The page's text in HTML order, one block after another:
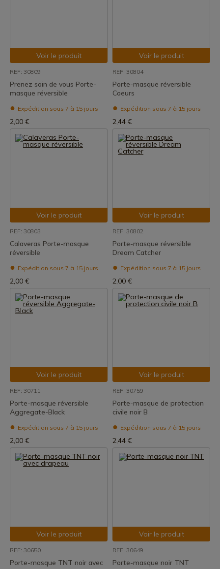
Voir le produit
REF: 30809
Prenez soin de vous Porte-
masque réversible
Expédition sous 7 à 15 jours
2,00 €
Voir le produit
REF: 30804
Porte-masque réversible
Coeurs
Expédition sous 7 à 15 jours
2,44 €
Voir le produit
REF: 30803
Calaveras Porte-masque
réversible
Expédition sous 7 à 15 jours
2,00 €
Voir le produit
REF: 30802
Porte-masque réversible
Dream Catcher
Expédition sous 7 à 15 jours
2,00 €
Voir le produit
REF: 30711
Porte-masque réversible
Aggregate-Black
Expédition sous 7 à 15 jours
2,00 €
Voir le produit
REF: 30759
Porte-masque de protection
civile noir B
Expédition sous 7 à 15 jours
2,44 €
Voir le produit
REF: 30650
Porte-masque TNT noir avec
Voir le produit
REF: 30649
Porte-masque noir TNT